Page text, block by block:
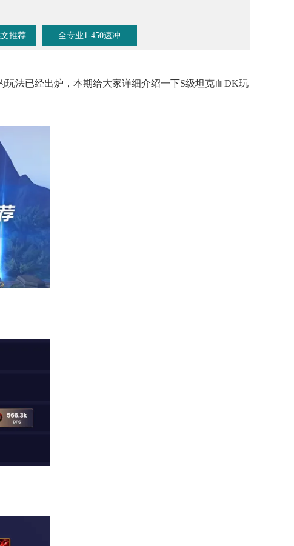
推荐 全专业1-450速冲
法已经出炉，本期给大家详细介绍一下S级坦克血DK玩